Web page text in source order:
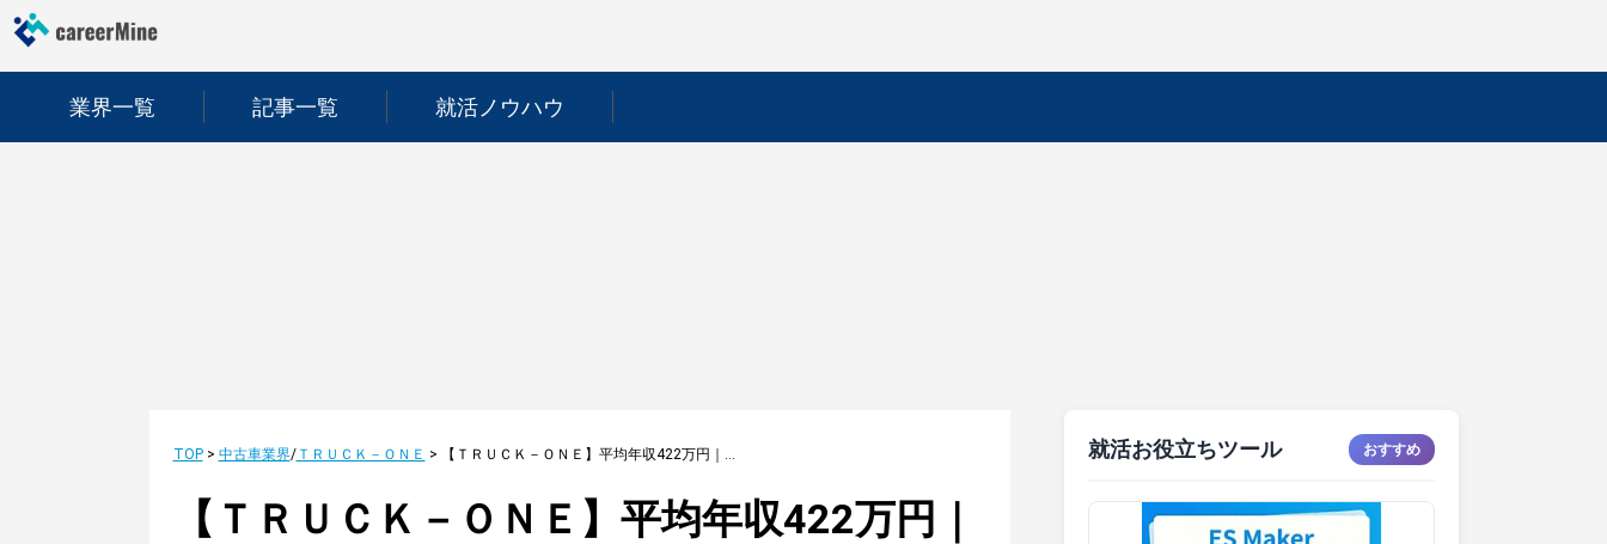
業界一覧 記事一覧 就活ノウハウ
TOP> 中古車業界/ＴＲＵＣＫ－ＯＮＥ > 【ＴＲＵＣＫ－ＯＮＥ】平均年収422万円｜年収推移・業界・年代・役職別など徹底解説！
【ＴＲＵＣＫ－ＯＮＥ】平均年収422万円｜
就活お役立ちツール おすすめ